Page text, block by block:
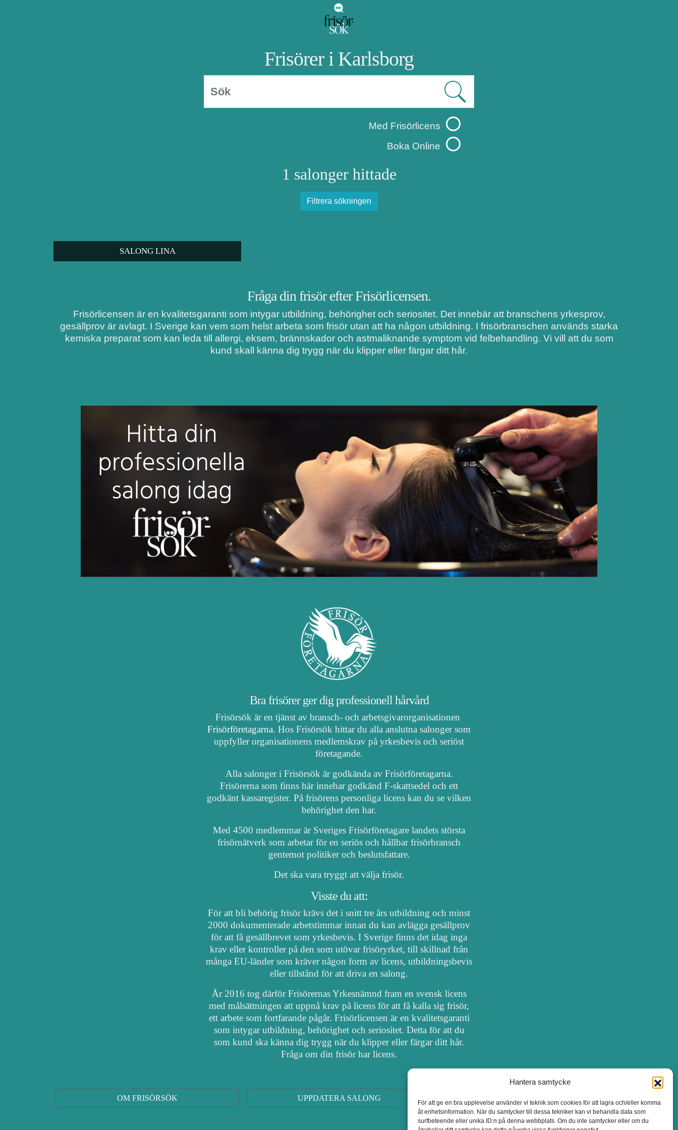
Hantera samtycke
För att ge en bra upplevelse använder vi teknik som cookies för att lagra och/eller komma
åt enhetsinformation. När du samtycker till dessa tekniker kan vi behandla data som
surfbeteende eller unika ID:n på denna webbplats. Om du inte samtycker eller om du
Frisörer i Karlsborg
Med Frisörlicens
Boka Online
1 salonger hittade
Filtrera sökningen
SALONG LINA
Fråga din frisör efter Frisörlicensen.
Frisörlicensen är en kvalitetsgaranti som intygar utbildning, behörighet och seriositet. Det innebär att branschens yrkesprov,
gesällprov är avlagt. I Sverige kan vem som helst arbeta som frisör utan att ha någon utbildning. I frisörbranschen används starka
kemiska preparat som kan leda till allergi, eksem, brännskador och astmaliknande symptom vid felbehandling. Vi vill att du som
kund skall känna dig trygg när du klipper eller färgar ditt hår.
Bra frisörer ger dig professionell hårvård
Frisörsök är en tjänst av bransch- och arbetsgivarorganisationen
Frisörföretagarna. Hos Frisörsök hittar du alla anslutna salonger som
uppfyller organisationens medlemskrav på yrkesbevis och seriöst
företagande.
Alla salonger i Frisörsök är godkända av Frisörföretagarna.
Frisörerna som finns här innehar godkänd F-skattsedel och ett
godkänt kassaregister. På frisörens personliga licens kan du se vilken
behörighet den har.
Med 4500 medlemmar är Sveriges Frisörföretagare landets största
frisörnätverk som arbetar för en seriös och hållbar frisörbransch
gentemot politiker och beslutsfattare.
Det ska vara tryggt att välja frisör.
Visste du att:
För att bli behörig frisör krävs det i snitt tre års utbildning och minst
2000 dokumenterade arbetstimmar innan du kan avlägga gesällprov
för att få gesällbrevet som yrkesbevis. I Sverige finns det idag inga
krav eller kontroller på den som utövar frisöryrket, till skillnad från
många EU-länder som kräver någon form av licens, utbildningsbevis
eller tillstånd för att driva en salong.
År 2016 tog därför Frisörernas Yrkesnämnd fram en svensk licens
med målsättningen att uppnå krav på licens för att få kalla sig frisör,
ett arbete som fortfarande pågår. Frisörlicensen är en kvalitetsgaranti
som intygar utbildning, behörighet och seriositet. Detta för att du
som kund ska känna dig trygg när du klipper eller färgar ditt hår.
Fråga om din frisör har licens.
OM FRISÖRSÖK UPPDATERA SALONG